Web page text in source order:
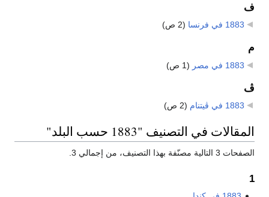
ف
1883 في فرنسا (2 ص)
م
1883 في مصر (1 ص)
ڤ
1883 في ڤيتنام (2 ص)
المقالات في التصنيف "1883 حسب البلد"
الصفحات 3 التالية مصنّفة بهذا التصنيف، من إجمالي 3.
1